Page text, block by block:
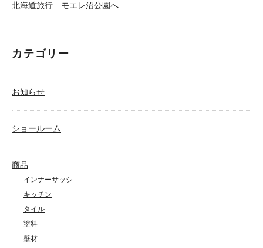
北海道旅行 モエレ沼公園へ
カテゴリー
お知らせ
ショールーム
商品
インナーサッシ
キッチン
タイル
塗料
壁材